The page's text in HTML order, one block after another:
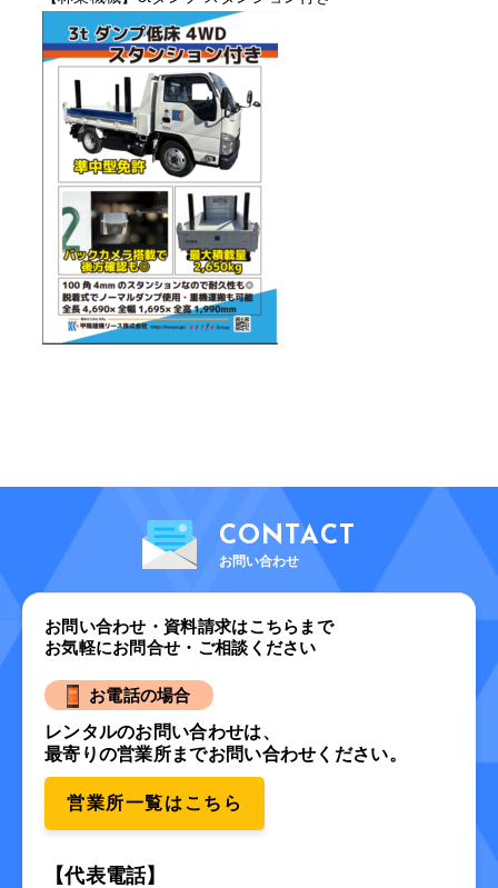
CONTACT
お問い合わせ
お問い合わせ・資料請求はこちらまで
お気軽にお問合せ・ご相談ください
お電話の場合
レンタルのお問い合わせは、
最寄りの営業所までお問い合わせください。
営業所一覧はこちら
【代表電話】